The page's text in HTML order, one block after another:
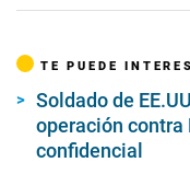
TE PUEDE
Soldado de
operación
confidencial